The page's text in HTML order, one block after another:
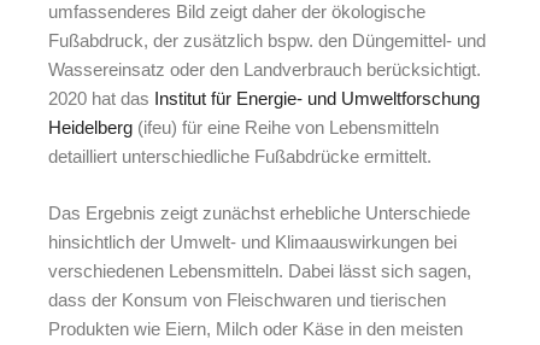
umfassenderes Bild zeigt daher der ökologische
Fußabdruck, der zusätzlich bspw. den Düngemittel- und
Wassereinsatz oder den Landverbrauch berücksichtigt.
2020 hat das Institut für Energie- und Umweltforschung
Heidelberg (ifeu) für eine Reihe von Lebensmitteln
detailliert unterschiedliche Fußabdrücke ermittelt.
Das Ergebnis zeigt zunächst erhebliche Unterschiede
hinsichtlich der Umwelt- und Klimaauswirkungen bei
verschiedenen Lebensmitteln. Dabei lässt sich sagen,
dass der Konsum von Fleischwaren und tierischen
Produkten wie Eiern, Milch oder Käse in den meisten